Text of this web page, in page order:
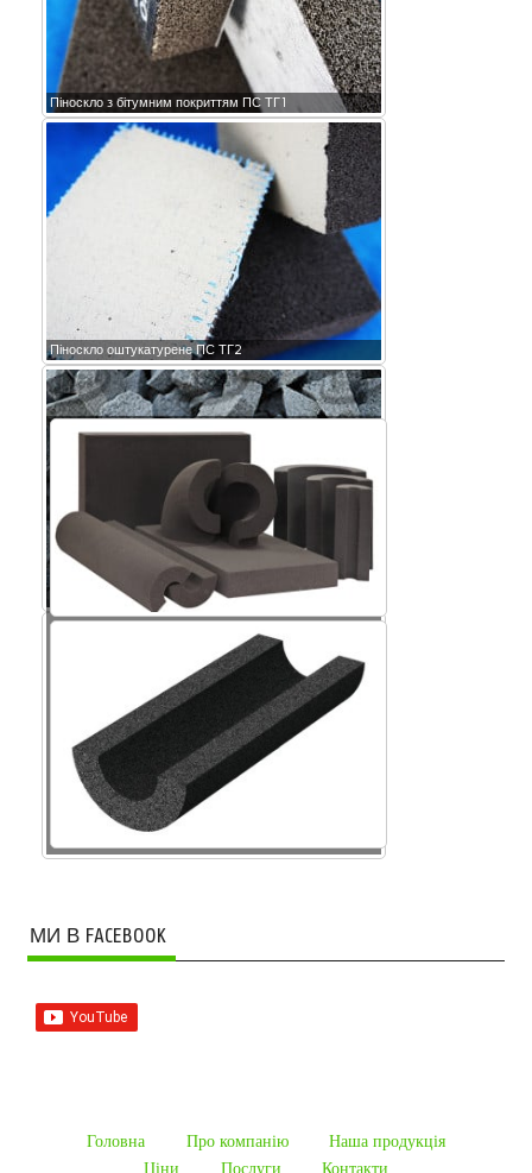
Піноскло з бітумним покриттям ПС ТГ1
Піноскло оштукатурене ПС ТГ2
Крихта піноскла
МИ В FACEBOOK
Головна Про компанію
Наша продукцiя
Ціни
Послуги Контакти